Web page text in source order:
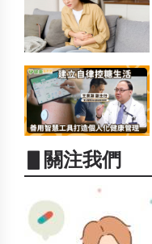
▋關注我們